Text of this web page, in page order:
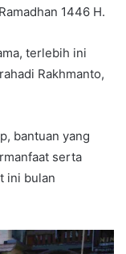
1446 H.
terlebih ini
Rakhmanto,
bantuan yang
serta
ini bulan